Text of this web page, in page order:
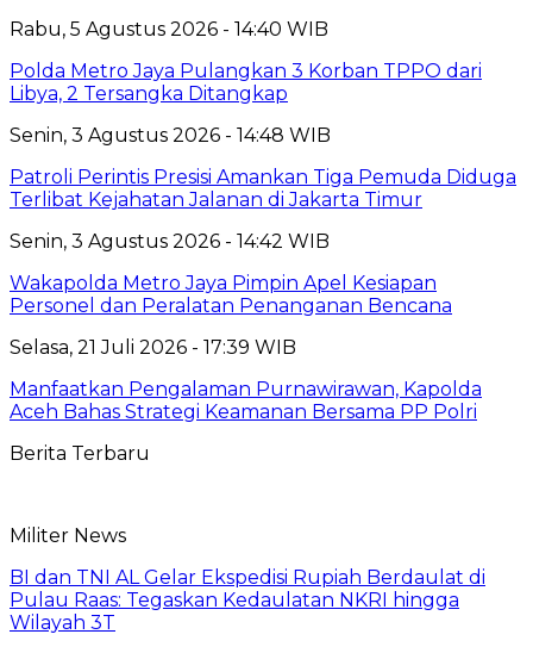
Rabu, 5 Agustus 2026 - 14:40 WIB
Polda Metro Jaya Pulangkan 3 Korban TPPO dari
Libya, 2 Tersangka Ditangkap
Senin, 3 Agustus 2026 - 14:48 WIB
Patroli Perintis Presisi Amankan Tiga Pemuda Diduga
Terlibat Kejahatan Jalanan di Jakarta Timur
Senin, 3 Agustus 2026 - 14:42 WIB
Wakapolda Metro Jaya Pimpin Apel Kesiapan
Personel dan Peralatan Penanganan Bencana
Selasa, 21 Juli 2026 - 17:39 WIB
Manfaatkan Pengalaman Purnawirawan, Kapolda
Aceh Bahas Strategi Keamanan Bersama PP Polri
Berita Terbaru
Militer News
BI dan TNI AL Gelar Ekspedisi Rupiah Berdaulat di
Pulau Raas: Tegaskan Kedaulatan NKRI hingga
Wilayah 3T